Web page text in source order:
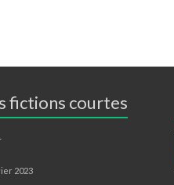
fictions courtes
2023